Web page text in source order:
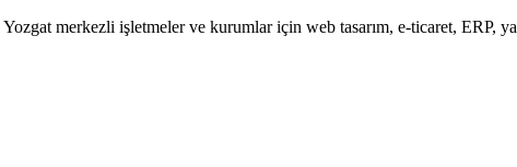
Yozgat merkezli işletmeler ve kurumlar için web tasarım, e-ticaret, ERP,